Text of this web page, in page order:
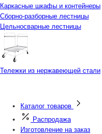
Каркасные шкафы и контейнеры
Сборно-разборные лестницы
Цельносварные лестницы
Тележки из нержавеющей стали
Каталог товаров
Распродажа
Изготовление на заказ